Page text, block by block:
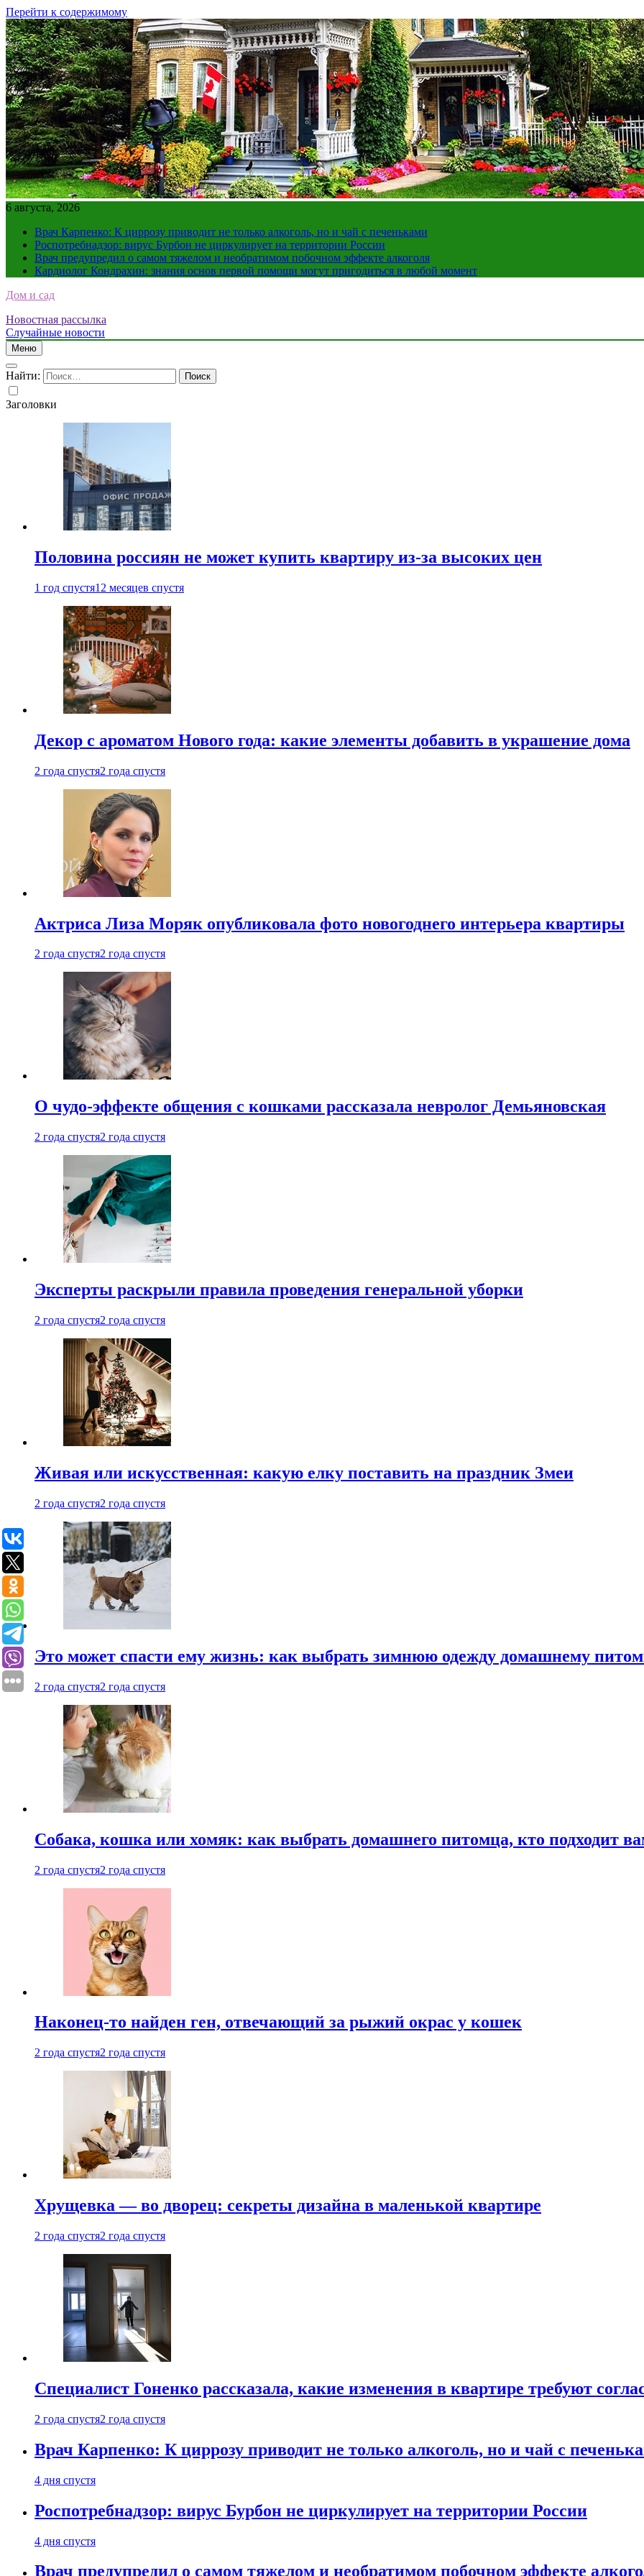
Перейти к содержимому
6 августа, 2026
Врач Карпенко: К циррозу приводит не только алкоголь, но и чай с печеньками
Роспотребнадзор: вирус Бурбон не циркулирует на территории России
Врач предупредил о самом тяжелом и необратимом побочном эффекте алкоголя
Кардиолог Кондрахин: знания основ первой помощи могут пригодиться в любой момент
Дом и сад
Новостная рассылка
Случайные новости
Меню
Найти:
Заголовки
Половина россиян не может купить квартиру из-за высоких цен
1 год спустя12 месяцев спустя
Декор с ароматом Нового года: какие элементы добавить в украшение дома
2 года спустя2 года спустя
Актриса Лиза Моряк опубликовала фото новогоднего интерьера квартиры
2 года спустя2 года спустя
О чудо-эффекте общения с кошками рассказала невролог Демьяновская
2 года спустя2 года спустя
Эксперты раскрыли правила проведения генеральной уборки
2 года спустя2 года спустя
Живая или искусственная: какую елку поставить на праздник Змеи
2 года спустя2 года спустя
Это может спасти ему жизнь: как выбрать зимнюю одежду домашнему
2 года спустя2 года спустя
Собака, кошка или хомяк: как выбрать домашнего питомца, кто подходит
2 года спустя2 года спустя
Наконец-то найден ген, отвечающий за рыжий окрас у кошек
2 года спустя2 года спустя
Хрущевка — во дворец: секреты дизайна в маленькой квартире
2 года спустя2 года спустя
Специалист Гоненко рассказала, какие изменения в квартире требуют
2 года спустя2 года спустя
Врач Карпенко: К циррозу приводит не только алкоголь, но и чай с
4 дня спустя
Роспотребнадзор: вирус Бурбон не циркулирует на территории России
4 дня спустя
Врач предупредил о самом тяжелом и необратимом побочном эффекте